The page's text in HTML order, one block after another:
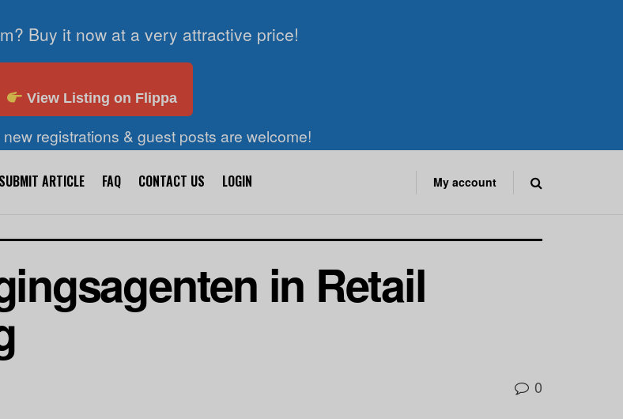
Buy it now at a very attractive price!
View Listing on Flippa
registrations & guest posts are welcome!
SUBMIT ARTICLE FAQ CONTACT US LOGIN My account
in Retail
0